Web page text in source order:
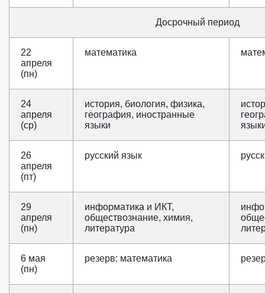
Досрочный период
22
апреля
(пн)
математика
24
апреля
(ср)
история, биология, физика,
география, иностранные
языки
26
апреля
(пт)
русский язык
29
апреля
(пн)
информатика и ИКТ,
обществознание, химия,
литература
6 мая
(пн)
резерв: математика